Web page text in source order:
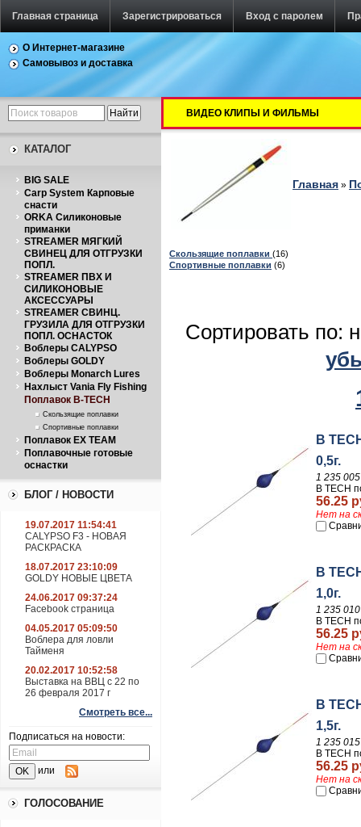
Главная страница Зарегистрироваться Вход с паролем
О Интернет-магазине
Самовывоз и доставка
КАТАЛОГ
BIG SALE
Carp System Карповые
снасти
ORKA Силиконовые
приманки
STREAMER МЯГКИЙ
СВИНЕЦ ДЛЯ ОТГРУЗКИ
ПОПЛ.
STREAMER ПВХ И
СИЛИКОНОВЫЕ
АКСЕССУАРЫ
STREAMER СВИНЦ.
ГРУЗИЛА ДЛЯ ОТГРУЗКИ
ПОПЛ. ОСНАСТОК
Воблеры CALYPSO
Воблеры GOLDY
Воблеры Monarch Lures
Нахлыст Vania Fly Fishing
Поплавок B-TECH
Скользящие поплавки
Спортивные поплавки
Поплавок EX TEAM
Поплавочные готовые
оснастки
БЛОГ / НОВОСТИ
19.07.2017 11:54:41
CALYPSO F3 - НОВАЯ
РАСКРАСКА
18.07.2017 23:10:09
GOLDY НОВЫЕ ЦВЕТА
24.06.2017 09:37:24
Facebook страница
04.05.2017 05:09:50
Воблера для ловли
Тайменя
20.02.2017 10:52:58
Выставка на ВВЦ с 22 по
26 февраля 2017 г
Смотреть все...
Подписаться на новости:
или
ГОЛОСОВАНИЕ
ВИДЕО КЛИПЫ И ФИЛЬМЫ
Главная »
Скользящие поплавки (16)
Спортивные поплавки (6)
Сортировать по:
B
0,5г.
1 235 005
B TECH
56.25
Нет на
B
1,0г.
1 235 010
B TECH
56.25
Нет на
B
1,5г.
1 235 015
B TECH
56.25
Нет на